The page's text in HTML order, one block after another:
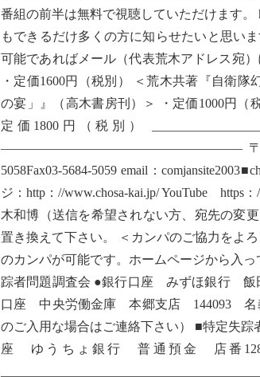
番組の前半は無料で視聴していただけます
もできるだけ多くの方に知らせたいと思い
可能であればメール（代表荒木アドレス宛
・定価1600円（税別） ＜荒木共著『自衛
の宴」』（高木書房刊）＞ ・定価1000円（
定価1800円（税別）
——————————————————— 〒112-
5058Fax03-5684-5059 email：
ジ：http：//www.chosa-kai.jp/ YouTube https
木和博（送信を希望されない方、宛先の変
置き換えて下さい。 ＜カンパのご協力をよ
のカンパが可能です。ホームページから入
踪者問題調査会 ●銀行口座 みずほ銀行
口座 中央労働金庫 本郷支店 144093 名
のご入用な場合はご連絡下さい） ■特定失
座 ゆうちょ銀行 普通預金 店番